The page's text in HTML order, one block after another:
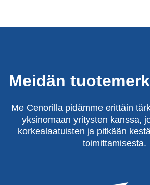
Meidän
Me Cenorilla pidämme erittäin
yksinomaan yritysten kanssa,
korkealaatuisten ja pitkään
toimittamisesta.